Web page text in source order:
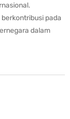
pada
dalam